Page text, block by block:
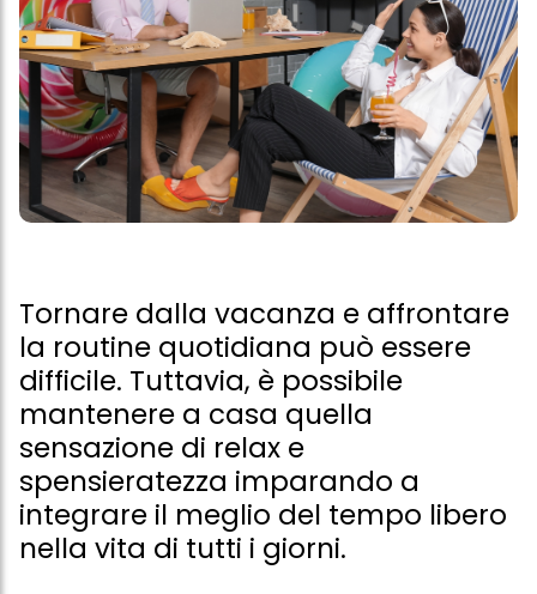
Tornare dalla vacanza e affrontare
la routine quotidiana può essere
difficile. Tuttavia, è possibile
mantenere a casa quella
sensazione di relax e
spensieratezza imparando a
integrare il meglio del tempo libero
nella vita di tutti i giorni.